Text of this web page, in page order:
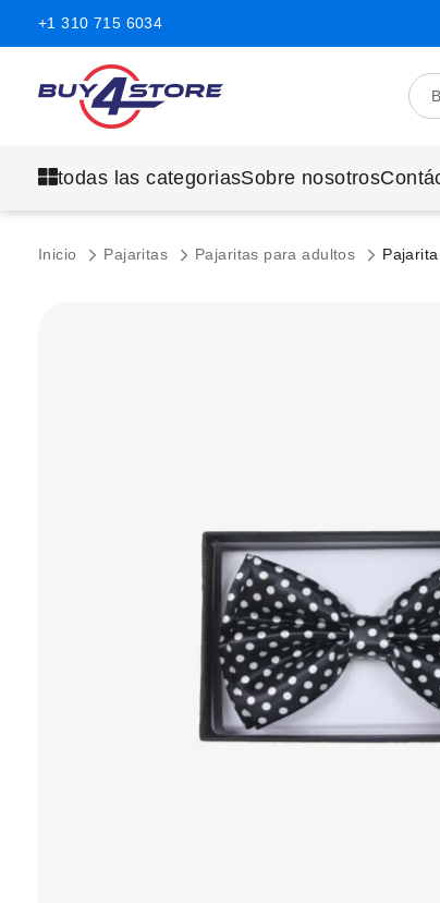
+1 310 715 6034
todas las categoriasSobre nosotros
Inicio Pajaritas Pajaritas para adultos